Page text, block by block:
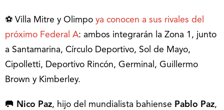
⚽️ Villa Mitre y Olimpo ya conocen a sus rivales del
próximo Federal A: ambos integrarán la Zona 1, junto
a Santamarina, Círculo Deportivo, Sol de Mayo,
Cipolletti, Deportivo Rincón, Germinal, Guillermo
Brown y Kimberley.
🥅 Nico Paz, hijo del mundialista bahiense Pablo Paz,